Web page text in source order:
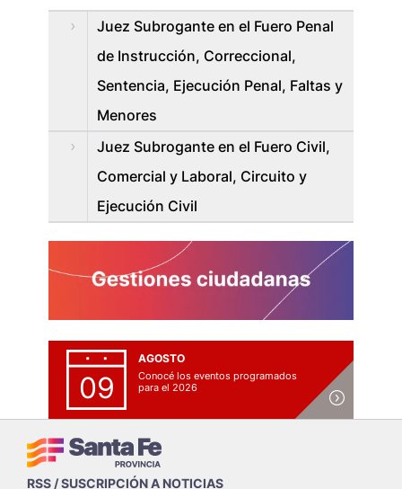
Juez Subrogante en el Fuero Penal
de Instrucción, Correccional,
Sentencia, Ejecución Penal, Faltas y
Menores
Juez Subrogante en el Fuero Civil,
Comercial y Laboral, Circuito y
Ejecución Civil
09
AGOSTO
Conocé los eventos programados
para el 2026
RSS / SUSCRIPCIÓN A NOTICIAS